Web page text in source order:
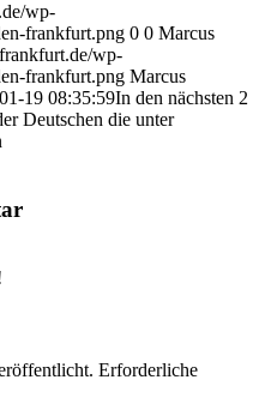
wp-
frankfurt.png 0 0 Marcus
wp-
frankfurt.png Marcus
19 08:35:59In den nächsten 2
Deutschen die unter
Erforderliche